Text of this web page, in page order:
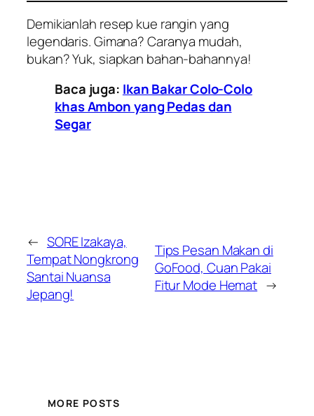
Demikianlah resep kue rangin yang
legendaris. Gimana? Caranya mudah,
bukan? Yuk, siapkan bahan-bahannya!
Baca juga: Ikan Bakar Colo-Colo
khas Ambon yang Pedas dan
Segar
← SORE Izakaya,
Tempat Nongkrong
Santai Nuansa
Jepang!
Tips Pesan Makan di
GoFood, Cuan Pakai
Fitur Mode Hemat →
MORE POSTS